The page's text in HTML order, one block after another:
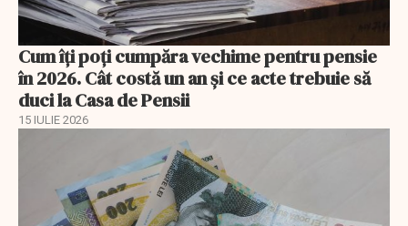
Cum îți poți cumpăra vechime pentru pensie
în 2026. Cât costă un an și ce acte trebuie să
duci la Casa de Pensii
15 IULIE 2026